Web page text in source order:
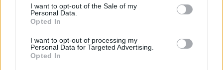
I want to opt-out of the Sale of my
Personal Data.
Opted In
I want to opt-out of processing my
Personal Data for Targeted Advertising.
Opted In
5.7.2025, 9:00
Laihdutuslääke voi aiheuttaa